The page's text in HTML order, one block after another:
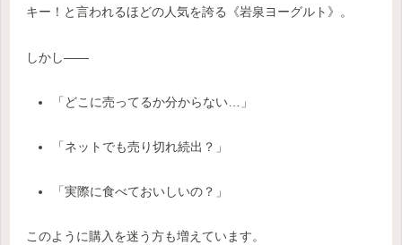
キー！と言われるほどの人気を誇る《岩泉ヨーグルト》。
しかし――
「どこに売ってるか分からない…」
「ネットでも売り切れ続出？」
「実際に食べておいしいの？」
このように購入を迷う方も増えています。